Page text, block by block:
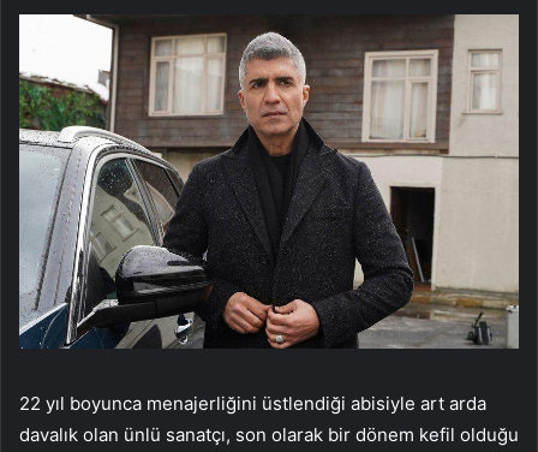
22 yıl boyunca menajerliğini üstlendiği abisiyle art arda
davalık olan ünlü sanatçı, son olarak bir dönem kefil olduğu